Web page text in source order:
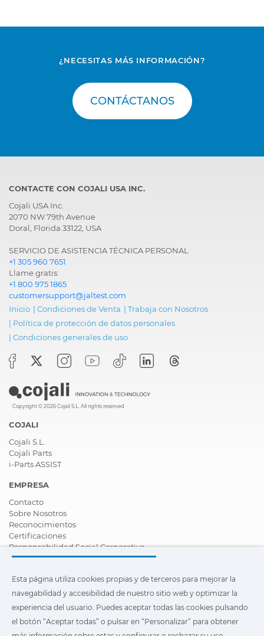
Control, Common Rail
UCTI-CVT, Transmission
¿NECESITAS MÁS INFORMACIÓN?
CONTÁCTANOS
CONTACTE CON COJALI USA INC.
Cojali USA Inc.
2070 NW 79th Avenue
Doral, Florida 33122, USA
SERVICIO DE ASISTENCIA TÉCNICA PERSONAL
+1 305 960 7651
Llame gratis:
+1 800 975 1865
customersupport@jaltest.com
Inicio | Condiciones de Venta | Trabaja con Nosotros
| Política de protección de datos personales
| Condiciones generales de uso
Copyright © 2026 Cojali S.L. All rights reserved
COJALI
Cojali S.L.
Cojali Parts
i-Parts ASSIST
EMPRESA
Contacto
Sobre Nosotros
Reconocimientos
Certificaciones
Responsabilidad Social Corporativa
Ser distribuidor
Vídeos
FAQ - Preguntas Frecuentes
Esta página utiliza cookies propias y de terceros para mejorar la
navegabilidad y accesibilidad de nuestro sitio web y optimizar
Esta página utiliza cookies propias y de terceros para mejorar la
navegabilidad y accesibilidad de nuestro sitio web y optimizar la
experiencia del usuario. Puedes aceptar todas las cookies pulsando
el botón “Aceptar todas” o pulsar en “Personalizar” para obtener